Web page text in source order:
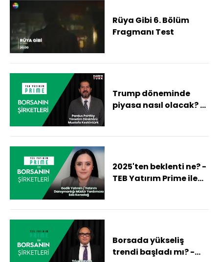
Rüya Gibi 6. Bölüm
Fragmanı Test
Trump döneminde
piyasa nasıl olacak? -
2025'ten beklenti ne? -
TEB Yatırım Prime ile
Borsada yükseliş
trendi başladı mı? -